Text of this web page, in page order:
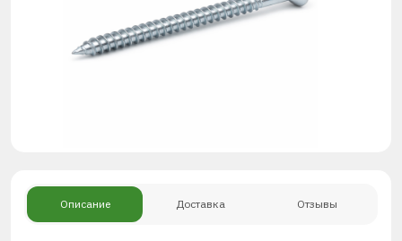
Описание Доставка Отзывы